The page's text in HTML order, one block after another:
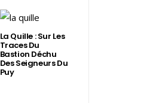
La Quille : Sur Les
Traces Du
Bastion Déchu
Des Seigneurs Du
Puy